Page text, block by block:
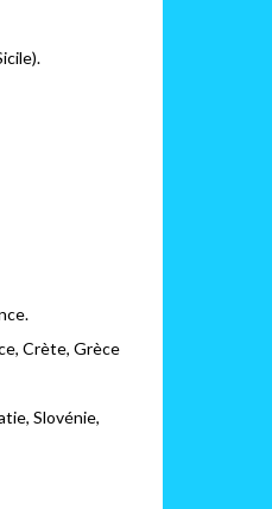
(Sicile).
France.
Crète, Grèce
Slovénie,